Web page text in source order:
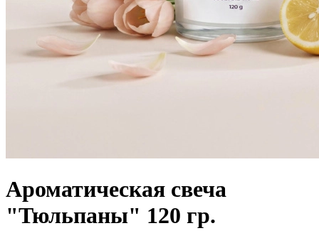
Ароматическая свеча
"Тюльпаны" 120 гр.